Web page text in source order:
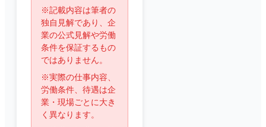
※記載内容は筆者の
独自見解であり、企
業の公式見解や労働
条件を保証するもの
ではありません。
※実際の仕事内容、
労働条件、待遇は企
業・現場ごとに大き
く異なります。